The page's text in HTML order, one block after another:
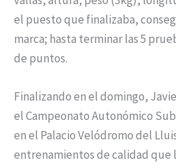
el puesto que finalizaba,
marca; hasta terminar las 5
de puntos.
Finalizando en el domingo,
el Campeonato Autonómico
en el Palacio Velódromo del
entrenamientos de calidad que